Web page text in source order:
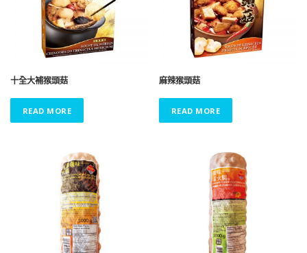
十全大補猴頭菇
READ MORE
麻辣猴頭菇
READ MORE